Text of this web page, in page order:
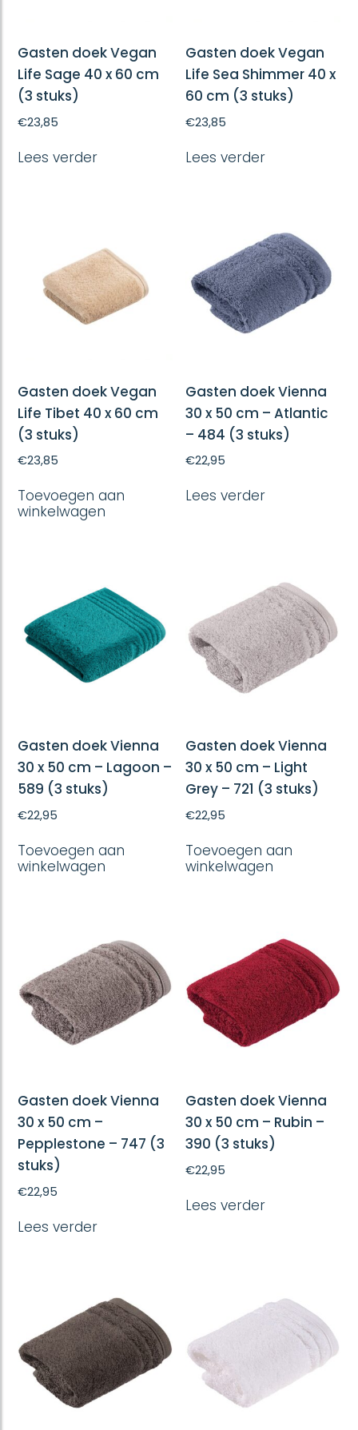
Gasten doek Vegan
Life Sage 40 x 60 cm
(3 stuks)
€23,85
Lees verder
Gasten doek Vegan
Life Sea Shimmer 40 x
60 cm (3 stuks)
€23,85
Lees verder
Gasten doek Vegan
Life Tibet 40 x 60 cm
(3 stuks)
€23,85
Toevoegen aan
winkelwagen
Gasten doek Vienna
30 x 50 cm – Atlantic
– 484 (3 stuks)
€22,95
Lees verder
Gasten doek Vienna
30 x 50 cm – Lagoon –
589 (3 stuks)
€22,95
Toevoegen aan
winkelwagen
Gasten doek Vienna
30 x 50 cm – Light
Grey – 721 (3 stuks)
€22,95
Toevoegen aan
winkelwagen
Gasten doek Vienna
30 x 50 cm –
Pepplestone – 747 (3
stuks)
€22,95
Lees verder
Gasten doek Vienna
30 x 50 cm – Rubin –
390 (3 stuks)
€22,95
Lees verder